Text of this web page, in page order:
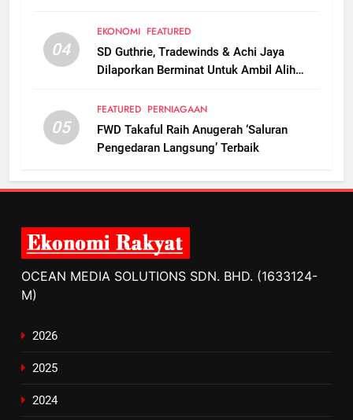
04
EKONOMI FEATURED
SD Guthrie, Tradewinds & Achi Jaya
Dilaporkan Berminat Untuk Ambil Alih
05
FEATURED PERNIAGAAN
FWD Takaful Raih Anugerah ‘Saluran
Pengedaran Langsung’ Terbaik
OCEAN MEDIA SOLUTIONS SDN. BHD. (1633124-
M)
2026
2025
2024